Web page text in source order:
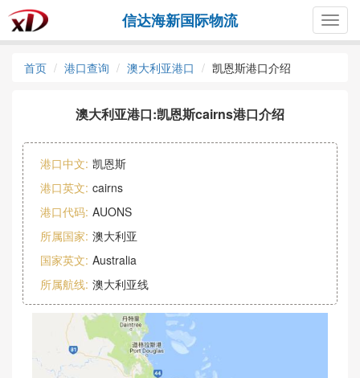
信达海新国际物流
首页 港口查询 澳大利亚港口 凯恩斯港口介绍
澳大利亚港口:凯恩斯cairns港口介绍
港口中文: 凯恩斯
港口英文: cairns
港口代码: AUONS
所属国家: 澳大利亚
国家英文: Australia
所属航线: 澳大利亚线